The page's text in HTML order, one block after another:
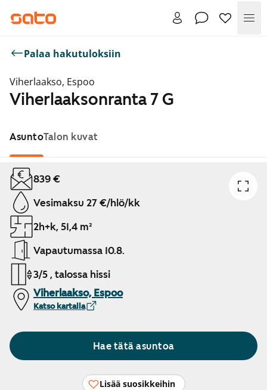
Palaa hakutuloksiin
Viherlaakso, Espoo
Viherlaaksonranta 7 G
AsuntoTalon kuvat
Näytetään dia 1 / 1
839 €
Vesimaksu 27 €/hlö/kk
2h+k, 51,4 m²
Vapautumassa 10.8.
3/5 , talossa hissi
Viherlaakso, Espoo
Katso kartalla
Hae tätä asuntoa
Lisää suosikkeihin